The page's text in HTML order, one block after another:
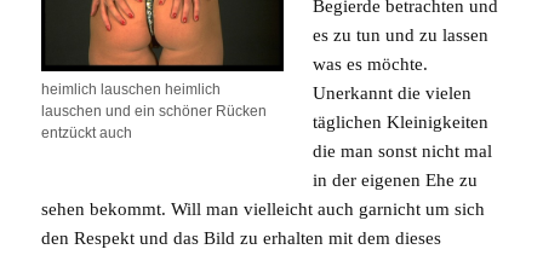
heimlich lauschen heimlich
lauschen und ein schöner Rücken
entzückt auch
Begierde betrachten und
es zu tun und zu lassen
was es möchte.
Unerkannt die vielen
täglichen Kleinigkeiten
die man sonst nicht mal
in der eigenen Ehe zu
sehen bekommt. Will man vielleicht auch garnicht um sich
den Respekt und das Bild zu erhalten mit dem dieses